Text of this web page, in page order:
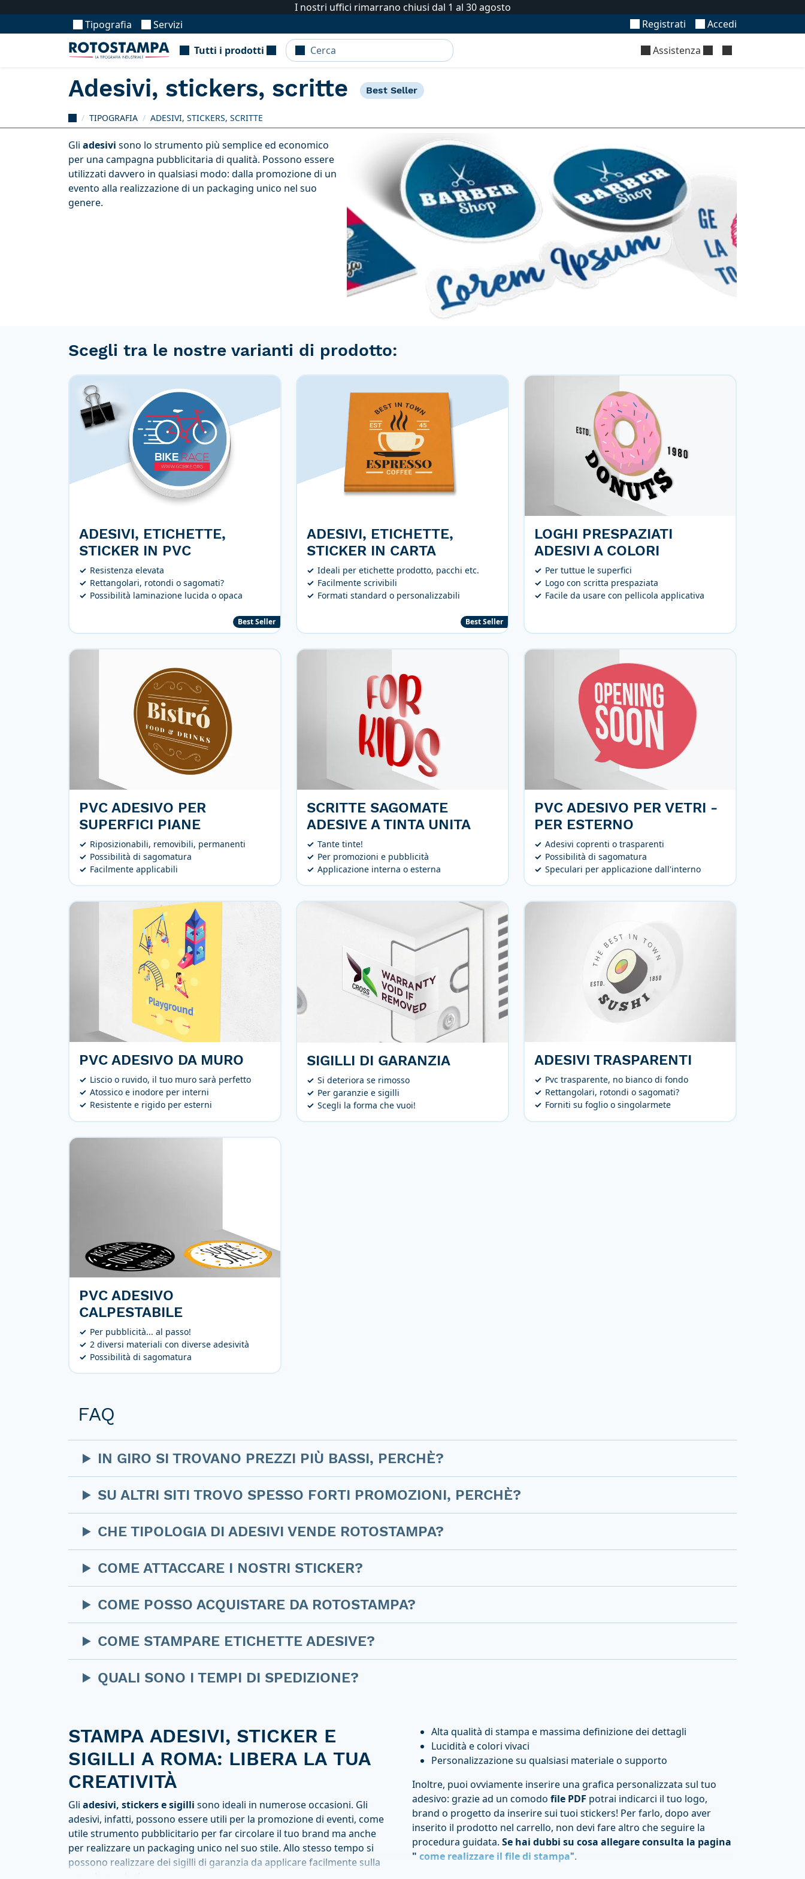
I nostri uffici rimarrano chiusi dal 1 al 30 agosto
Tipografia
Servizi Registrati
Accedi
Tutti i prodotti
Assistenza
Adesivi, stickers, scritte Best Seller
TIPOGRAFIA ADESIVI, STICKERS, SCRITTE
Gli adesivi sono lo strumento più semplice ed economico
per una campagna pubblicitaria di qualità. Possono essere
utilizzati davvero in qualsiasi modo: dalla promozione di un
evento alla realizzazione di un packaging unico nel suo
genere.
Scegli tra le nostre varianti di prodotto:
ADESIVI, ETICHETTE,
STICKER IN PVC
Resistenza elevata
Rettangolari, rotondi o sagomati?
Possibilità laminazione lucida o opaca
Best Seller
ADESIVI, ETICHETTE,
STICKER IN CARTA
Ideali per etichette prodotto, pacchi etc.
Facilmente scrivibili
Formati standard o personalizzabili
Best Seller
LOGHI PRESPAZIATI
ADESIVI A COLORI
Per tuttue le superfici
Logo con scritta prespaziata
Facile da usare con pellicola applicativa
PVC ADESIVO PER
SUPERFICI PIANE
Riposizionabili, removibili, permanenti
Possibilità di sagomatura
Facilmente applicabili
SCRITTE SAGOMATE
ADESIVE A TINTA UNITA
Tante tinte!
Per promozioni e pubblicità
Applicazione interna o esterna
PVC ADESIVO PER VETRI -
PER ESTERNO
Adesivi coprenti o trasparenti
Possibilità di sagomatura
Speculari per applicazione dall'interno
PVC ADESIVO DA MURO
Liscio o ruvido, il tuo muro sarà perfetto
Atossico e inodore per interni
Resistente e rigido per esterni
SIGILLI DI GARANZIA
Si deteriora se rimosso
Per garanzie e sigilli
Scegli la forma che vuoi!
ADESIVI TRASPARENTI
Pvc trasparente, no bianco di fondo
Rettangolari, rotondi o sagomati?
Forniti su foglio o singolarmete
PVC ADESIVO
CALPESTABILE
Per pubblicità... al passo!
2 diversi materiali con diverse adesività
Possibilità di sagomatura
FAQ
IN GIRO SI TROVANO PREZZI PIÙ BASSI, PERCHÈ?
SU ALTRI SITI TROVO SPESSO FORTI PROMOZIONI, PERCHÈ?
CHE TIPOLOGIA DI ADESIVI VENDE ROTOSTAMPA?
COME ATTACCARE I NOSTRI STICKER?
COME POSSO ACQUISTARE DA ROTOSTAMPA?
COME STAMPARE ETICHETTE ADESIVE?
QUALI SONO I TEMPI DI SPEDIZIONE?
STAMPA ADESIVI, STICKER E
SIGILLI A ROMA: LIBERA LA TUA
CREATIVITÀ
Gli adesivi, stickers e sigilli sono ideali in numerose occasioni. Gli
adesivi, infatti, possono essere utili per la promozione di eventi, come
utile strumento pubblicitario per far circolare il tuo brand ma anche
per realizzare un packaging unico nel suo stile. Allo stesso tempo si
possono realizzare dei sigilli di garanzia da applicare facilmente sulla
Alta qualità di stampa e massima definizione dei dettagli
Lucidità e colori vivaci
Personalizzazione su qualsiasi materiale o supporto
Inoltre, puoi ovviamente inserire una grafica personalizzata sul tuo
adesivo: grazie ad un comodo file PDF potrai indicarci il tuo logo,
brand o progetto da inserire sui tuoi stickers! Per farlo, dopo aver
inserito il prodotto nel carrello, non devi fare altro che seguire la
procedura guidata. Se hai dubbi su cosa allegare consulta la pagina
" come realizzare il file di stampa".